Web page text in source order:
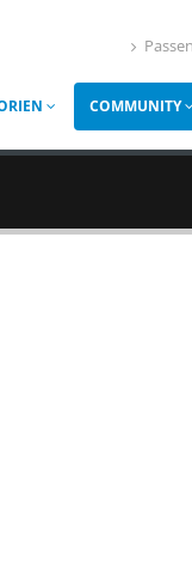
COMMUNITY